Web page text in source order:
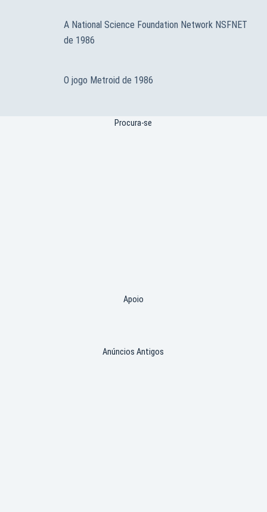
A National Science Foundation Network NSFNET
de 1986
O jogo Metroid de 1986
Procura-se
Apoio
Anúncios Antigos